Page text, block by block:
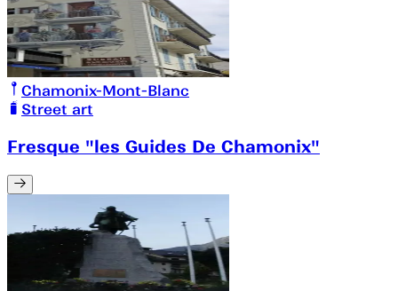
Chamonix-Mont-Blanc
Street art
Fresque "les Guides De Chamonix"